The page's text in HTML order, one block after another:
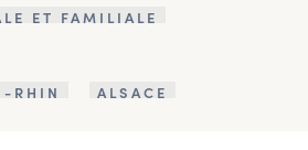
ET FAMILIALE
RHIN ALSACE